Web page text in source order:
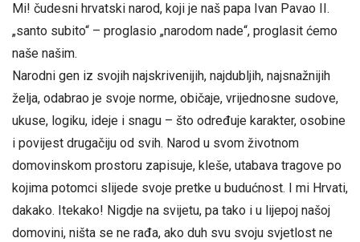
Mi! čudesni hrvatski narod, koji je naš papa Ivan Pavao II.
„santo subito“ – proglasio „narodom nade“, proglasit ćemo
naše našim.
Narodni gen iz svojih najskrivenijih, najdubljih, najsnažnijih
želja, odabrao je svoje norme, običaje, vrijednosne sudove,
ukuse, logiku, ideje i snagu – što određuje karakter, osobine
i povijest drugačiju od svih. Narod u svom životnom
domovinskom prostoru zapisuje, kleše, utabava tragove po
kojima potomci slijede svoje pretke u budućnost. I mi Hrvati,
dakako. Itekako! Nigdje na svijetu, pa tako i u lijepoj našoj
domovini, ništa se ne rađa, ako duh svu svoju svjetlost ne